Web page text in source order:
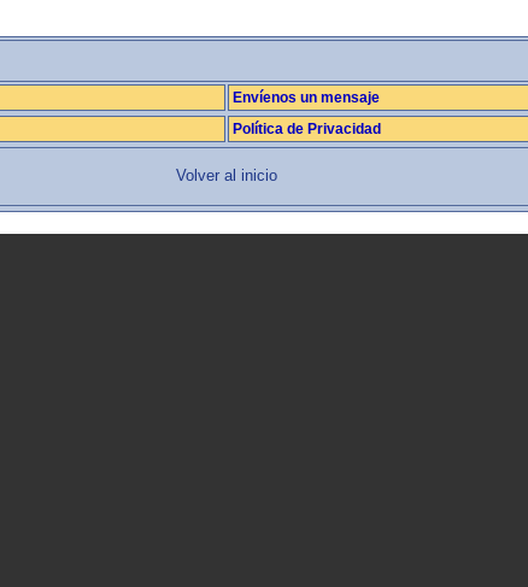
Envíenos un mensaje
Política de Privacidad
Volver al inicio